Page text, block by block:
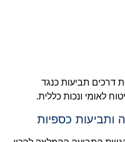
דרכים תביעות כנגד
לאומי ונכות כללית.
ותביעות כספיות